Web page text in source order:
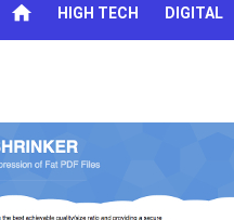
home HIGH TECH DIGITAL